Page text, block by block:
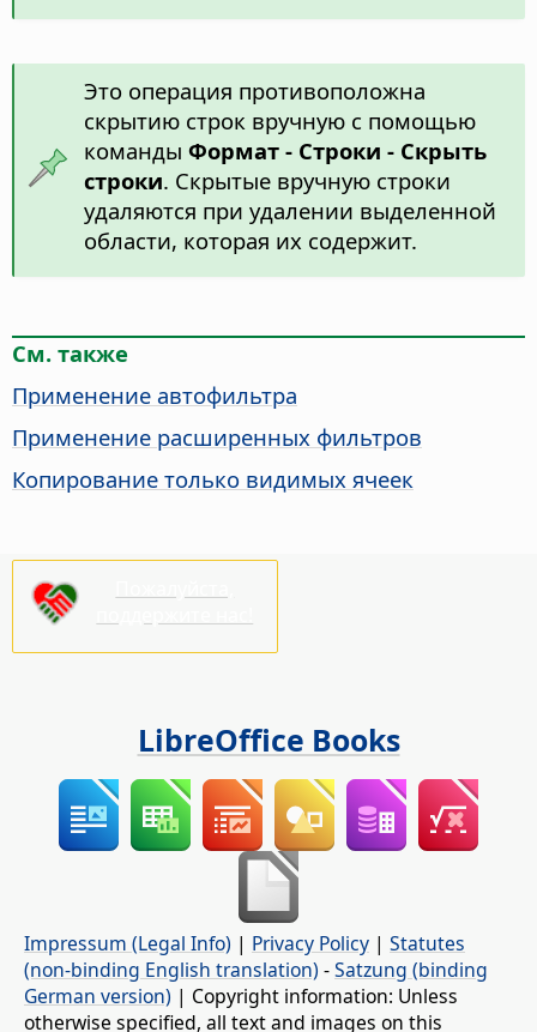
Это операция противоположна
скрытию строк вручную с помощью
команды Формат - Строки - Скрыть
строки. Скрытые вручную строки
удаляются при удалении выделенной
области, которая их содержит.
См. также
Применение автофильтра
Применение расширенных фильтров
Копирование только видимых ячеек
LibreOffice Books
Impressum (Legal Info) | Privacy Policy | Statutes
(non-binding English translation) -Satzung (binding
German version) | Copyright information: Unless
otherwise specified, all text and images on this